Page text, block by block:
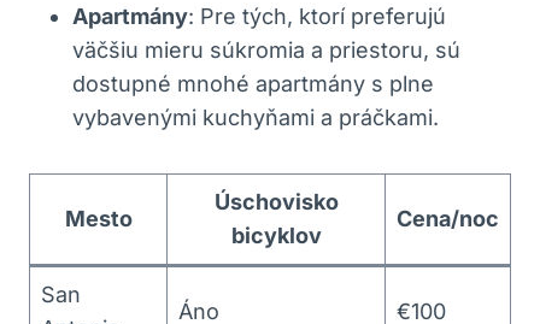
Apartmány: Pre tých, ktorí preferujú
väčšiu mieru súkromia a priestoru, sú
dostupné mnohé apartmány s plne
vybavenými kuchyňami a práčkami.
Mesto
Úschovisko
bicyklov
Cena/noc
San
Áno €100